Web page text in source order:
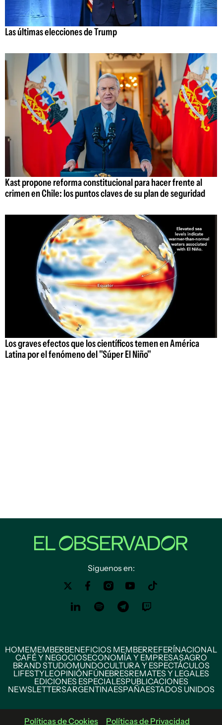
Las últimas elecciones de Trump
Kast propone reforma constitucional para hacer frente al
crimen en Chile: los puntos claves de su plan de seguridad
Los graves efectos que los científicos temen en América
Latina por el fenómeno del "Súper El Niño"
Siguenos en:
HOMEMEMBERBENEFICIOS MEMBERREFERÍNACIONAL
CAFÉ Y NEGOCIOSECONOMÍA Y EMPRESASAGRO
BRAND STUDIOMUNDOCULTURA Y ESPECTÁCULOS
LIFESTYLEOPINIÓNFÚNEBRESREMATES Y LEGALES
EDICIONES ESPECIALESPUBLICACIONES
NEWSLETTERSARGENTINAESPAÑAESTADOS UNIDOS
Políticas de Cookies Políticas de Privacidad